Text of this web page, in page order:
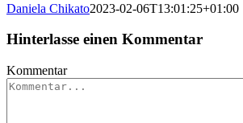
Daniela Chikato2023-02-06T13:01:25+01:00
Hinterlasse einen Kommentar
Kommentar